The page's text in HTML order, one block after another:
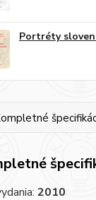
Portréty
2010